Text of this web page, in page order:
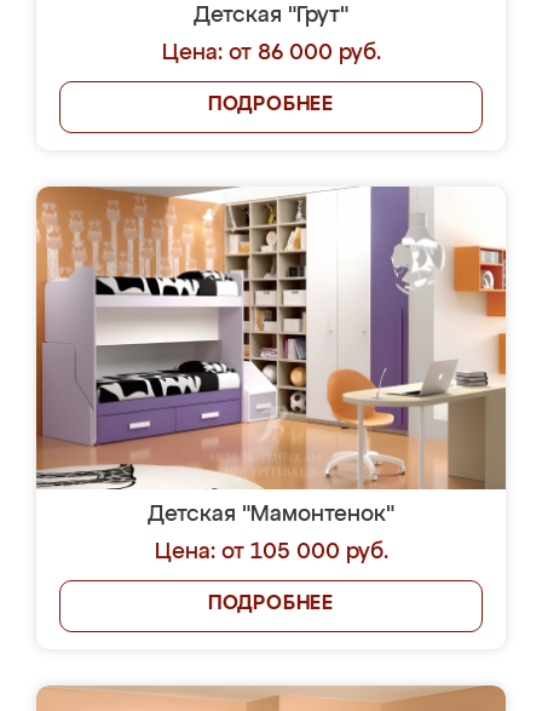
Детская "Грут"
Цена: от 86 000 руб.
ПОДРОБНЕЕ
Детская "Мамонтенок"
Цена: от 105 000 руб.
ПОДРОБНЕЕ